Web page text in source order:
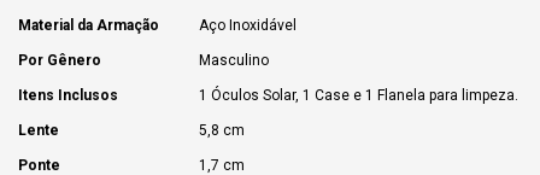
Material da Armação Aço Inoxidável
Por Gênero Masculino
Itens Inclusos 1 Óculos Solar, 1 Case e 1 Flanela para limpeza.
Lente 5,8 cm
Ponte 1,7 cm